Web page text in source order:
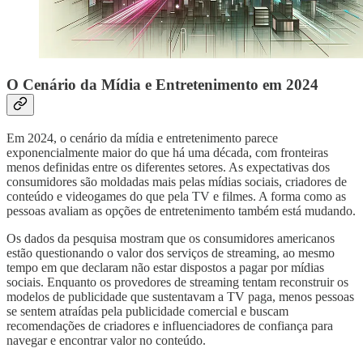
O Cenário da Mídia e Entretenimento em 2024
Em 2024, o cenário da mídia e entretenimento parece
exponencialmente maior do que há uma década, com fronteiras
menos definidas entre os diferentes setores. As expectativas dos
consumidores são moldadas mais pelas mídias sociais, criadores de
conteúdo e videogames do que pela TV e filmes. A forma como as
pessoas avaliam as opções de entretenimento também está mudando.
Os dados da pesquisa mostram que os consumidores americanos
estão questionando o valor dos serviços de streaming, ao mesmo
tempo em que declaram não estar dispostos a pagar por mídias
sociais. Enquanto os provedores de streaming tentam reconstruir os
modelos de publicidade que sustentavam a TV paga, menos pessoas
se sentem atraídas pela publicidade comercial e buscam
recomendações de criadores e influenciadores de confiança para
navegar e encontrar valor no conteúdo.